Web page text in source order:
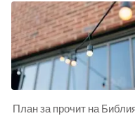
План за прочит на